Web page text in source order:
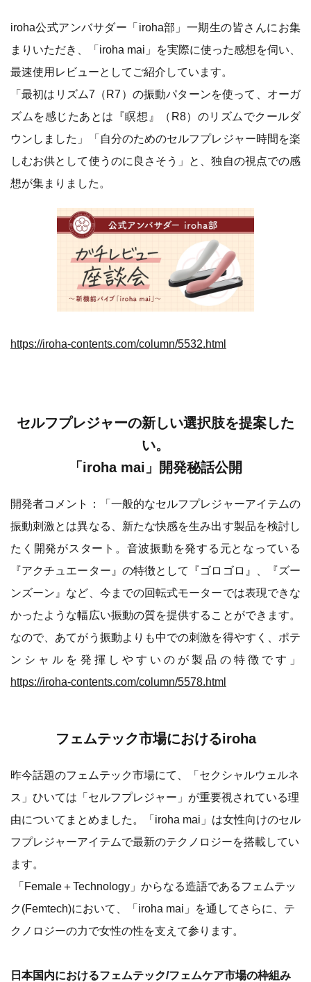
iroha公式アンバサダー「iroha部」一期生の皆さんにお集
まりいただき、「iroha mai」を実際に使った感想を伺い、
最速使用レビューとしてご紹介しています。
「最初はリズム7（R7）の振動パターンを使って、オーガ
ズムを感じたあとは『瞑想』（R8）のリズムでクールダ
ウンしました」「自分のためのセルフプレジャー時間を楽
しむお供として使うのに良さそう」と、独自の視点での感
想が集まりました。
https://iroha-contents.com/column/5532.html
セルフプレジャーの新しい選択肢を提案した
い。
「iroha mai」開発秘話公開
開発者コメント：「一般的なセルフプレジャーアイテムの
振動刺激とは異なる、新たな快感を生み出す製品を検討し
たく開発がスタート。音波振動を発する元となっている
『アクチュエーター』の特徴として『ゴロゴロ』、『ズー
ンズーン』など、今までの回転式モーターでは表現できな
かったような幅広い振動の質を提供することができます。
なので、あてがう振動よりも中での刺激を得やすく、ポテ
ンシャルを発揮しやすいのが製品の特徴です」
https://iroha-contents.com/column/5578.html
フェムテック市場におけるiroha
昨今話題のフェムテック市場にて、「セクシャルウェルネ
ス」ひいては「セルフプレジャー」が重要視されている理
由についてまとめました。「iroha mai」は女性向けのセル
フプレジャーアイテムで最新のテクノロジーを搭載してい
ます。
「Female＋Technology」からなる造語であるフェムテッ
ク(Femtech)において、「iroha mai」を通してさらに、テ
クノロジーの力で女性の性を支えて参ります。
日本国内におけるフェムテック/フェムケア市場の枠組み